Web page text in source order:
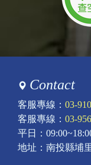
盧瑞
房數
私
回覆：
風
離衛
電動
■ 參
人
衛浴
有精
Contact
客服專線： 03-
客服專線： 03-
平日：
地址：南投縣埔